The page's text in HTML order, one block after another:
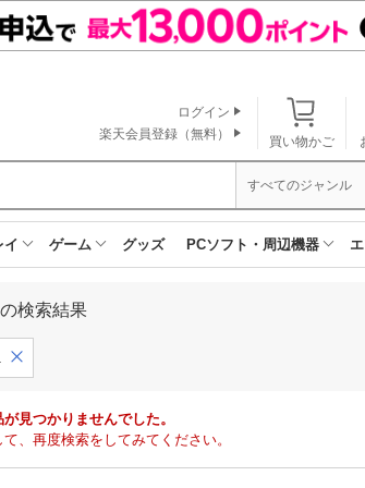
買い物かご
ログイン
楽天会員登録（無料）
すべてのジャンル
イ ゲーム グッズ PCソフト・周辺機器
の検索結果
見つかりませんでした。
、再度検索をしてみてください。